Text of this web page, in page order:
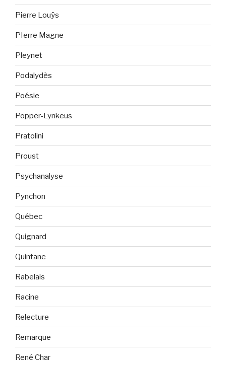
Pierre Louÿs
PIerre Magne
Pleynet
Podalydès
Poésie
Popper-Lynkeus
Pratolini
Proust
Psychanalyse
Pynchon
Québec
Quignard
Quintane
Rabelais
Racine
Relecture
Remarque
René Char